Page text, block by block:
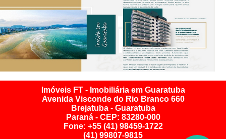
Imóveis FT - Imobiliária em Guaratuba
Avenida Visconde do Rio Branco 660
Brejatuba - Guaratuba
Paraná - CEP: 83280-000
Fone: +55 (41) 98459-1722
(41) 99807-9815